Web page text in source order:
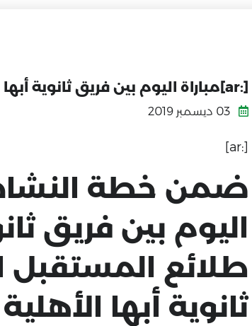
[:ar]مباراة اليوم بين فريق ثانوية أبها الأهلية وفريق مدارس طلائع المستقبل العالمية بأبها[:]
[:ar]
ضمن خطة النشاط
اليوم بين فريق
طلائع المستقبل